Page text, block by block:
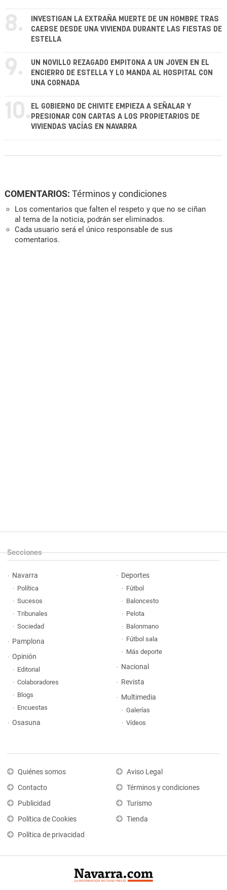
8.
INVESTIGAN LA EXTRAÑA MUERTE DE UN HOMBRE TRAS
CAERSE DESDE UNA VIVIENDA DURANTE LAS FIESTAS DE
ESTELLA
9.
UN NOVILLO REZAGADO EMPITONA A UN JOVEN EN EL
ENCIERRO DE ESTELLA Y LO MANDA AL HOSPITAL CON
UNA CORNADA
10. EL GOBIERNO DE CHIVITE EMPIEZA A SEÑALAR Y
PRESIONAR CON CARTAS A LOS PROPIETARIOS DE
VIVIENDAS VACÍAS EN NAVARRA
COMENTARIOS: Términos y condiciones
Los comentarios que falten el respeto y que no se ciñan
al tema de la noticia, podrán ser eliminados.
Cada usuario será el único responsable de sus
comentarios.
Secciones
Navarra
Política
Sucesos
Tribunales
Sociedad
Pamplona
Opinión
Editorial
Colaboradores
Blogs
Encuestas
Osasuna
Deportes
Fútbol
Baloncesto
Pelota
Balonmano
Fútbol sala
Más deporte
Nacional
Revista
Multimedia
Galerías
Vídeos
Quiénes somos
Contacto
Publicidad
Política de Cookies
Política de privacidad
Aviso Legal
Términos y condiciones
Turismo
Tienda